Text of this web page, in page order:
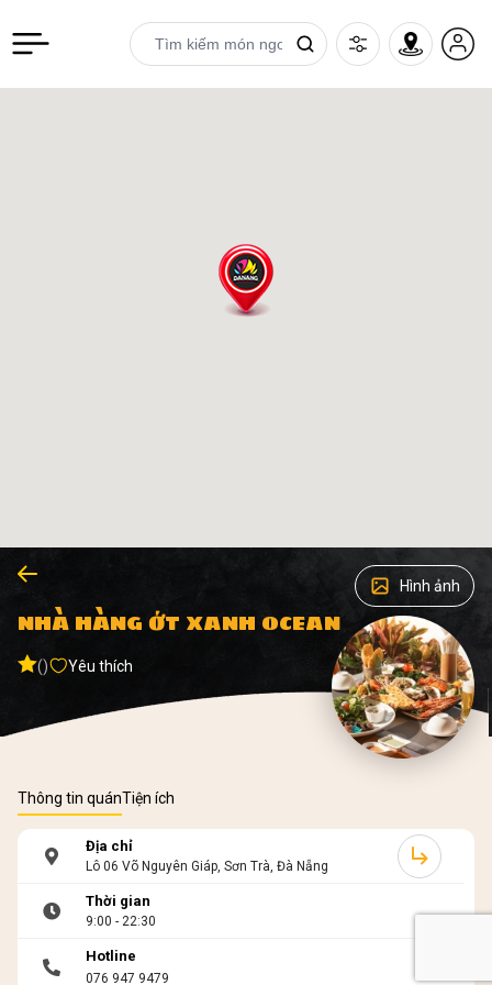
Hình ảnh
NHÀ HÀNG ỚT XANH OCEAN
() Yêu thích
Thông tin quánTiện ích
Địa chỉ
Lô 06 Võ Nguyên Giáp, Sơn Trà, Đà Nẵng
Thời gian
9:00 - 22:30
Hotline
076 947 9479